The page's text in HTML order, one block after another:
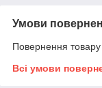
Умови
Повернення
Всі умови